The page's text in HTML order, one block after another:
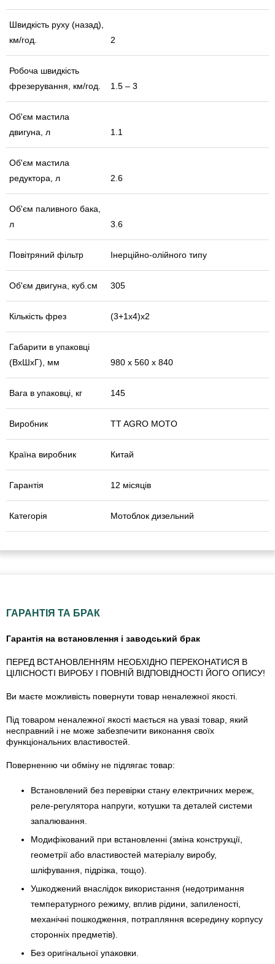
Швидкість руху (назад),
км/год.
2
Робоча швидкість
фрезерування, км/год.
1.5 – 3
Об'єм мастила
двигуна, л
1.1
Об'єм мастила
редуктора, л
2.6
Об'єм паливного бака,
л
3.6
Повітряний фільтр Інерційно-олійного типу
Об'єм двигуна, куб.см 305
Кількість фрез (3+1х4)х2
Габарити в упаковці
(ВхШхГ), мм
980 х 560 х 840
Вага в упаковці, кг 145
Виробник TT AGRO MOTO
Країна виробник Китай
Гарантія 12 місяців
Категорія Мотоблок дизельний
ГАРАНТІЯ ТА БРАК
Гарантія на встановлення і заводський брак
ПЕРЕД ВСТАНОВЛЕННЯМ НЕОБХІДНО ПЕРЕКОНАТИСЯ В
ЦІЛІСНОСТІ ВИРОБУ І ПОВНІЙ ВІДПОВІДНОСТІ ЙОГО ОПИСУ!
Ви маєте можливість повернути товар неналежної якості.
Під товаром неналежної якості мається на увазі товар, який
несправний і не може забезпечити виконання своїх
функціональних властивостей.
Поверненню чи обміну не підлягає товар:
Встановлений без перевірки стану електричних мереж,
реле-регулято­ра напруги, котушки та деталей системи
запалювання.
Модифікований при встановленні (зміна конструкції,
геометрії або властивостей матеріалу виробу,
шліфування, підрізка, тощо).
Ушкоджений внаслідок використання (недотримання
температурного режиму, вплив рідини, запиленості,
механічні пошкодження, потрапляння всередину корпусу
сторонніх предметів).
Без оригінальної упаковки.